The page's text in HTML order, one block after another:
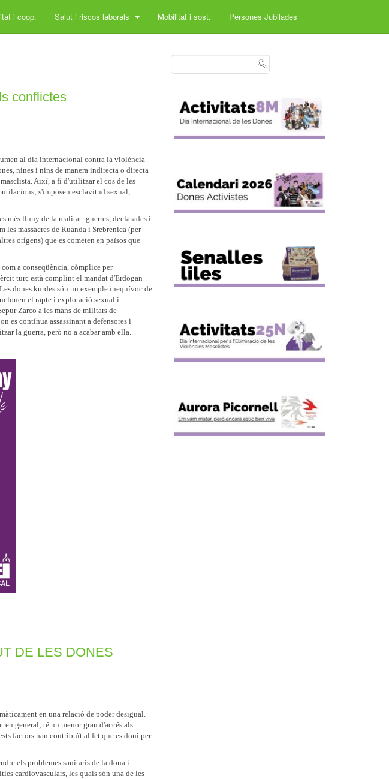
i coop. Salut i riscos laborals Mobilitat i sost. Persones Jubilades
conflictes
al dia internacional contra la violència
nines i nins de manera indirecta o directa
Així, a fi d'utilitzar el cos de les
s'imposen esclavitud sexual,
més lluny de la realitat: guerres, declarades i
massacres de Ruanda i Srebrenica (per
orígens) que es cometen en països que
a conseqüència, còmplice per
turc està complint el mandat d'Erdogan
dones kurdes són un exemple inequívoc de
el rapte i explotació sexual i
Zarco a les mans de militars de
es contínua assassinant a defensores i
la guerra, però no a acabar amb ella.
DE LES DONES
en una relació de poder desigual.
general; té un menor grau d'accés als
factors han contribuït al fet que es doni per
els problemes sanitaris de la dona i
cardiovasculars, les quals són una de les